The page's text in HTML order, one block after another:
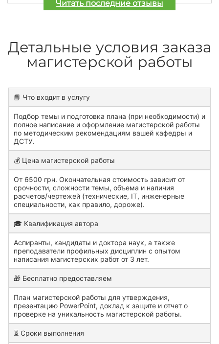
Читать последние отзывы
Детальные условия заказа
магистерской работы
📘 Что входит в услугу
Подбор темы и подготовка плана (при необходимости) и
полное написание и оформление магистерской работы
по методическим рекомендациям вашей кафедры и
ДСТУ.
💰 Цена магистерской работы
От 6500 грн. Окончательная стоимость зависит от
срочности, сложности темы, объема и наличия
расчетов/чертежей (технические, IT, инженерные
специальности, как правило, дороже).
🎓 Квалификация автора
Аспиранты, кандидаты и доктора наук, а также
преподаватели профильных дисциплин с опытом
написания магистерских работ от 3 лет.
🎁 Бесплатно предоставляем
План магистерской работы для утверждения,
презентацию PowerPoint, доклад к защите и отчет о
проверке на уникальность магистерской работы.
⏳ Сроки выполнения